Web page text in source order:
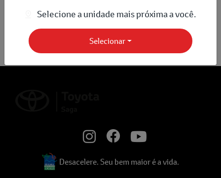
Desacelere. Seu bem maior é a vida.
Selecione a unidade mais próxima a você.
Selecionar